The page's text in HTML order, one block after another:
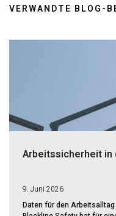
VERWANDTE BLOG-
Arbeitssicherheit in
9. Juni 2026
Daten für den